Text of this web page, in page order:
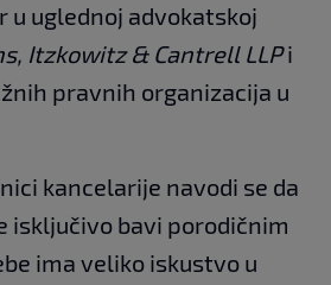
u uglednoj advokatskoj
Itzkowitz & Cantrell LLPi
pravnih organizacija u
kancelarije navodi se da
isključivo bavi porodičnim
ima veliko iskustvo u